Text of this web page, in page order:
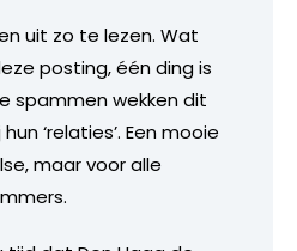
uit zo te lezen. Wat
posting, één ding is
spammen wekken dit
‘relaties’. Een mooie
maar voor alle